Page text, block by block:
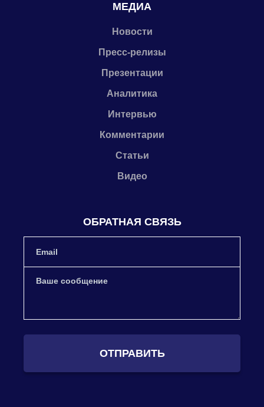
МЕДИА
Новости
Пресс-релизы
Презентации
Аналитика
Интервью
Комментарии
Статьи
Видео
ОБРАТНАЯ СВЯЗЬ
ОТПРАВИТЬ